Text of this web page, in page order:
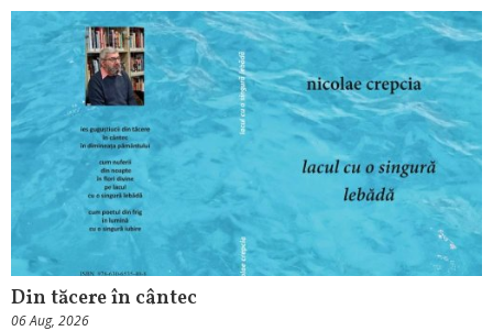
Din tăcere în cântec
06 Aug, 2026